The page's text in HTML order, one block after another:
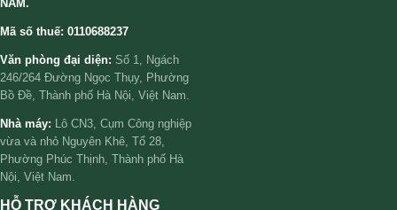
NAM.
Mã số thuế: 0110688237
Văn phòng đại diện: Số 1, Ngách
246/264 Đường Ngọc Thụy, Phường
Bồ Đề, Thành phố Hà Nội, Việt Nam.
Nhà máy:
Lô CN3, Cụm Công nghiệp
vừa và nhỏ Nguyên Khê, Tổ 28,
Phường Phúc Thịnh, Thành phố Hà
Nội, Việt Nam.
HỖ TRỢ KHÁCH HÀNG